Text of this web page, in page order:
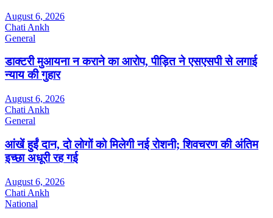
August 6, 2026
Chati Ankh
General
डाक्टरी मुआयना न कराने का आरोप, पीड़ित ने एसएसपी से लगाई
न्याय की गुहार
August 6, 2026
Chati Ankh
General
आंखें हुईं दान, दो लोगों को मिलेगी नई रोशनी; शिवचरण की अंतिम
इच्छा अधूरी रह गई
August 6, 2026
Chati Ankh
National